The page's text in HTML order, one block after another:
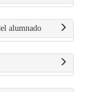
alumnado